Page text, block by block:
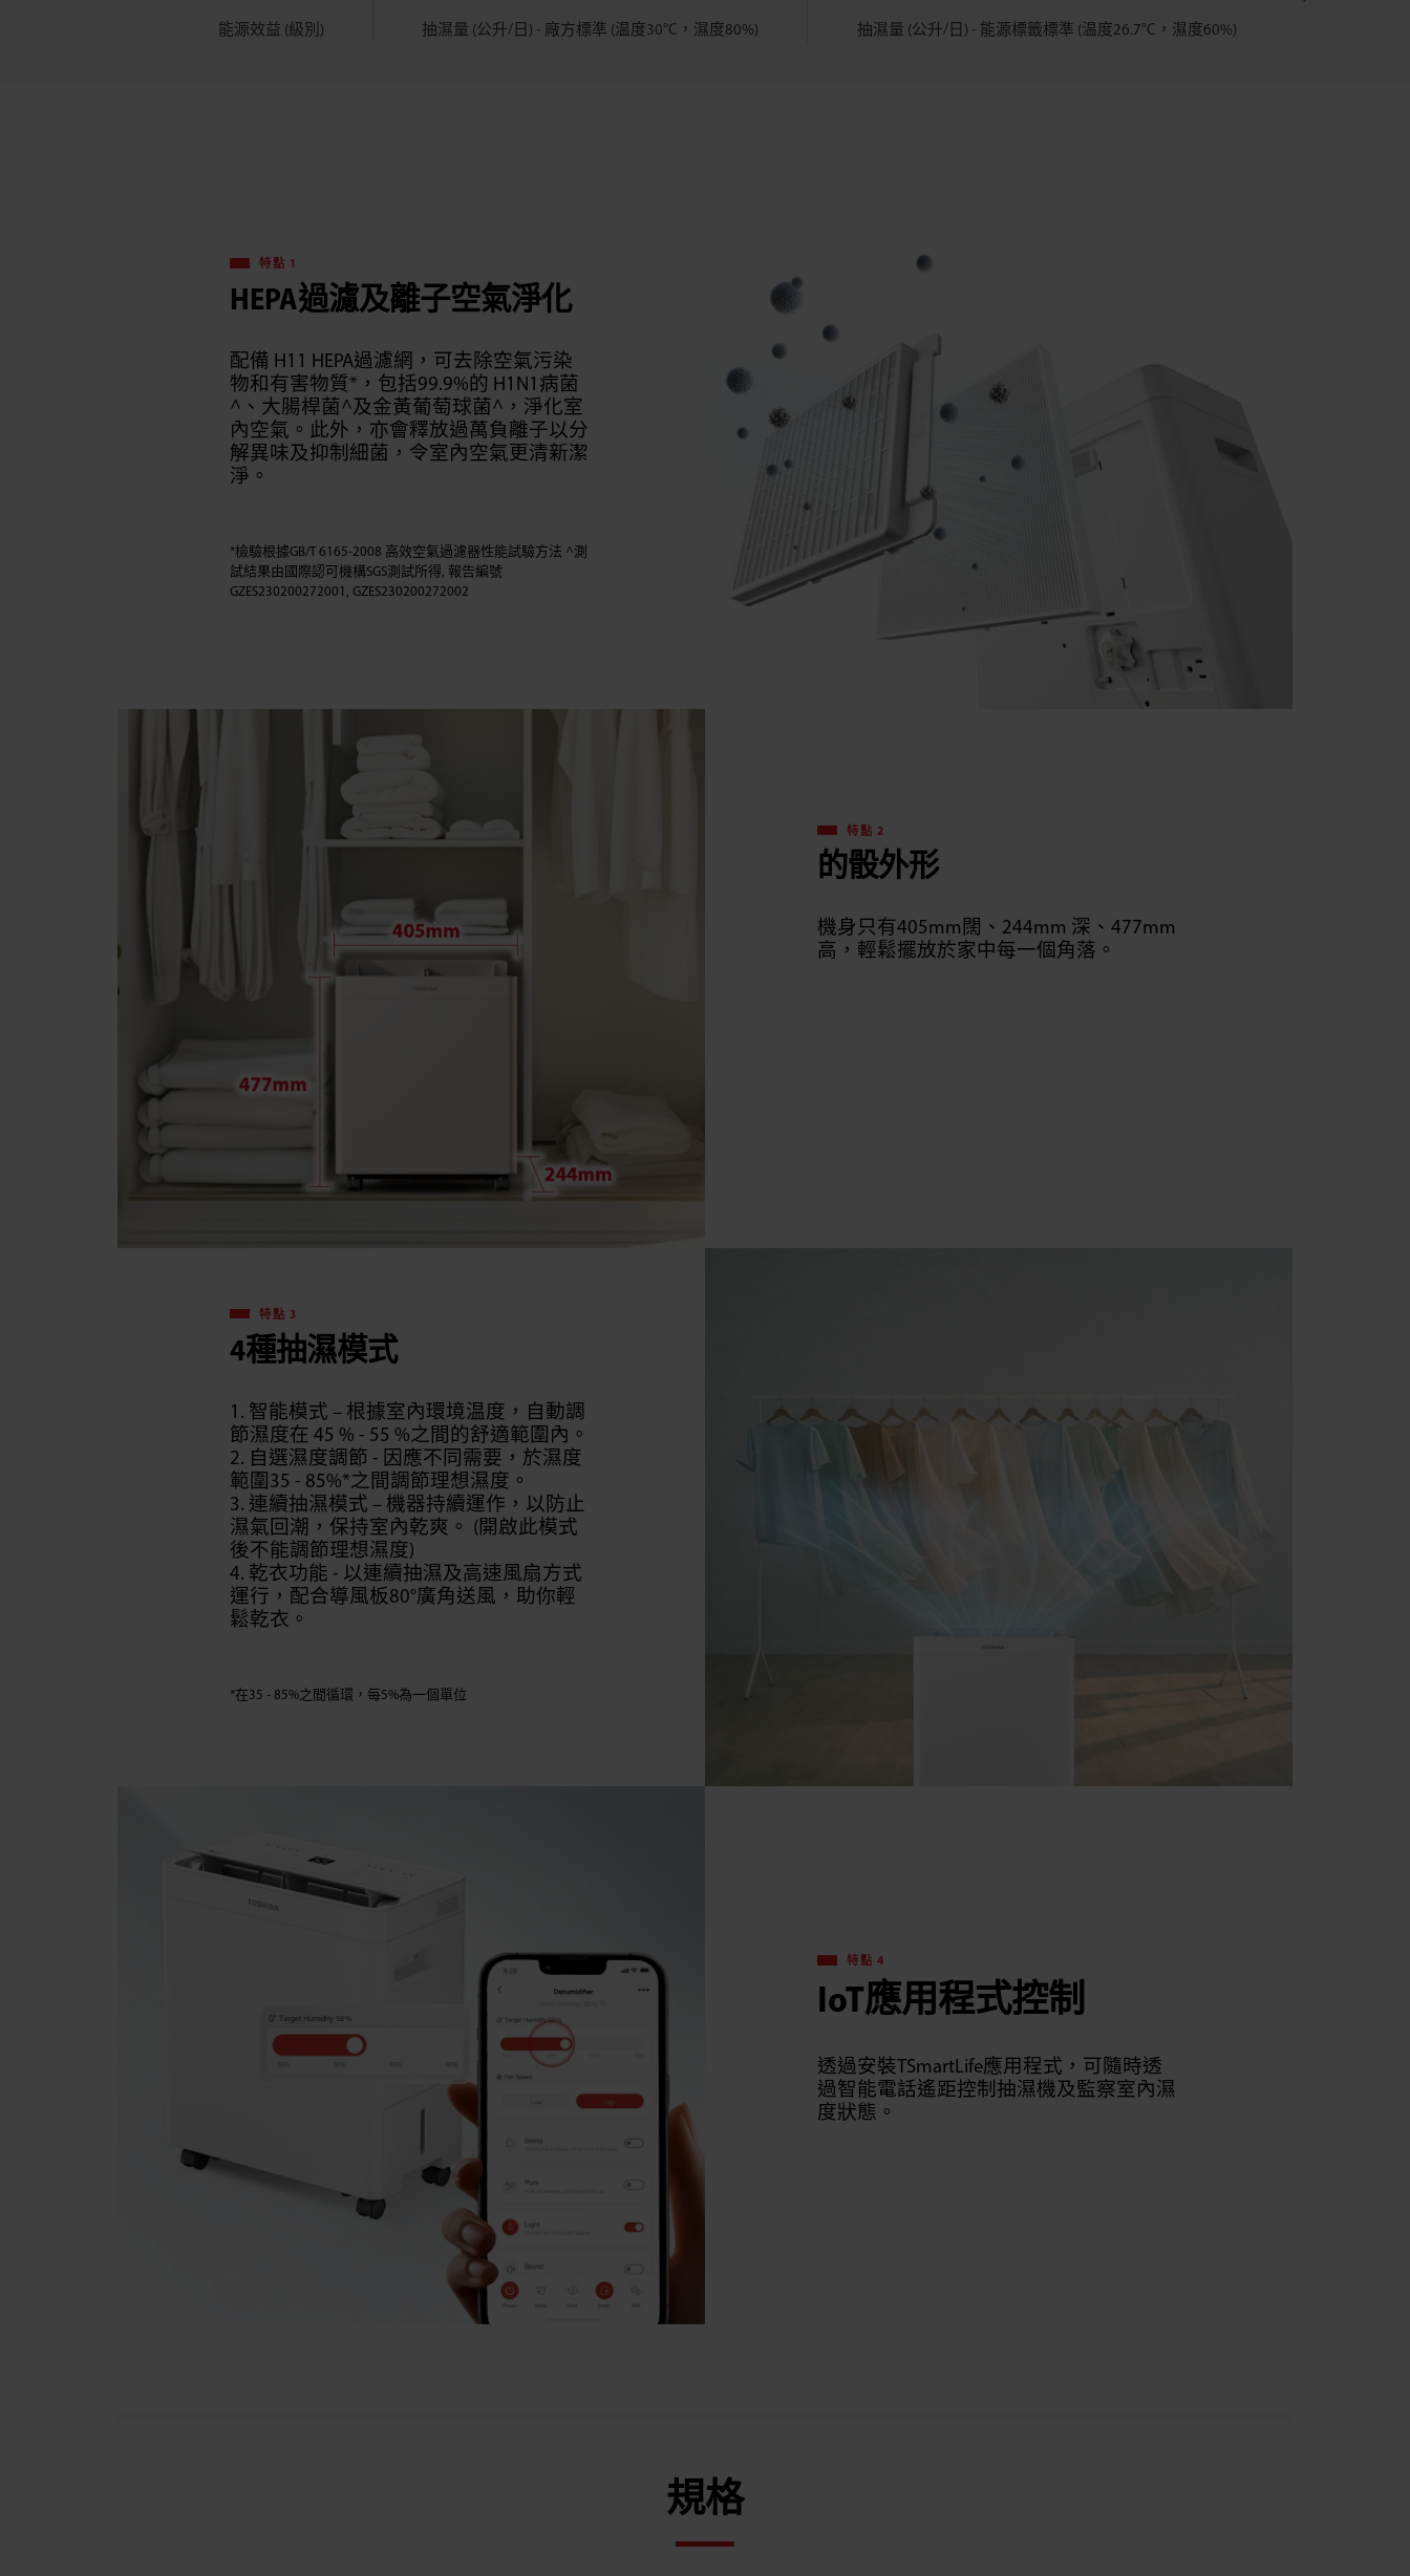
能源效益 (級別) 抽濕量 (公升/日) - 廠方標準 (温度30°C，濕度80%) 抽濕量 (公升/日) - 能源標籤標準 (温度26.7°C，濕度60%)
特點 1
HEPA過濾及離子空氣淨化
配備 H11 HEPA過濾網，可去除空氣污染
物和有害物質*，包括99.9%的 H1N1病菌
^、大腸桿菌^及金黃葡萄球菌^，淨化室
內空氣。此外，亦會釋放過萬負離子以分
解異味及抑制細菌，令室內空氣更清新潔
淨。​
*檢驗根據GB/T 6165-2008 高效空氣過濾器性能試驗方法​ ^測
試結果由國際認可機構SGS測試所得, 報告編號
GZES230200272001, GZES230200272002
特點 2
的骰外形
機身只有405mm闊、244mm 深、477mm
高，輕鬆擺放於家中每一個角落。
特點 3
4種抽濕模式
1. 智能模式 – 根據室內環境温度，自動調
節濕度在 45 % - 55 %之間的舒適範圍內。
2. 自選濕度調節 - 因應不同需要，於濕度
範圍35 - 85%*之間調節理想濕度。
3. 連續抽濕模式 – 機器持續運作，以防止
濕氣回潮，保持室內乾爽。 (開啟此模式
後不能調節理想濕度)
4. 乾衣功能 - 以連續抽濕及高速風扇方式
運行，配合導風板80°廣角送風，助你輕
鬆乾衣。
*在35 - 85%之間循環，每5%為一個單位
特點 4
IoT應用程式控制
透過安裝TSmartLife應用程式，可隨時透
過智能電話遙距控制抽濕機及監察室內濕
度狀態。
規格